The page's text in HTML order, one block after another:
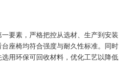
要素，严格把控从选材、生产到安装
座椅均符合强度与耐久性标准。同时
用环保可回收材料，优化工艺以降低